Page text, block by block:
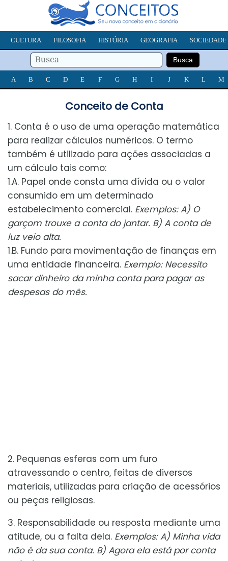
CULTURA FILOSOFIA HISTÓRIA GEOGRAFIA SOCIEDADE
A B C D E F G H I J K L M
Conceito de Conta
1. Conta é o uso de uma operação matemática
para realizar cálculos numéricos. O termo
também é utilizado para ações associadas a
um cálculo tais como:
1.A. Papel onde consta uma dívida ou o valor
consumido em um determinado
estabelecimento comercial. Exemplos: A) O
garçom trouxe a conta do jantar. B) A conta de
luz veio alta.
1.B. Fundo para movimentação de finanças em
uma entidade financeira. Exemplo: Necessito
sacar dinheiro da minha conta para pagar as
despesas do mês.
2. Pequenas esferas com um furo
atravessando o centro, feitas de diversos
materiais, utilizadas para criação de acessórios
ou peças religiosas.
3. Responsabilidade ou resposta mediante uma
atitude, ou a falta dela. Exemplos: A) Minha vida
não é da sua conta. B) Agora ela está por conta